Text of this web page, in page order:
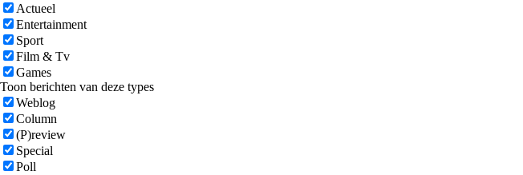
Actueel
Entertainment
Sport
Film & Tv
Games
Toon berichten van deze types
Weblog
Column
(P)review
Special
Poll